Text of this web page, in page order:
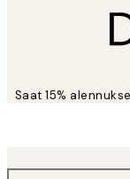
Saat 15%